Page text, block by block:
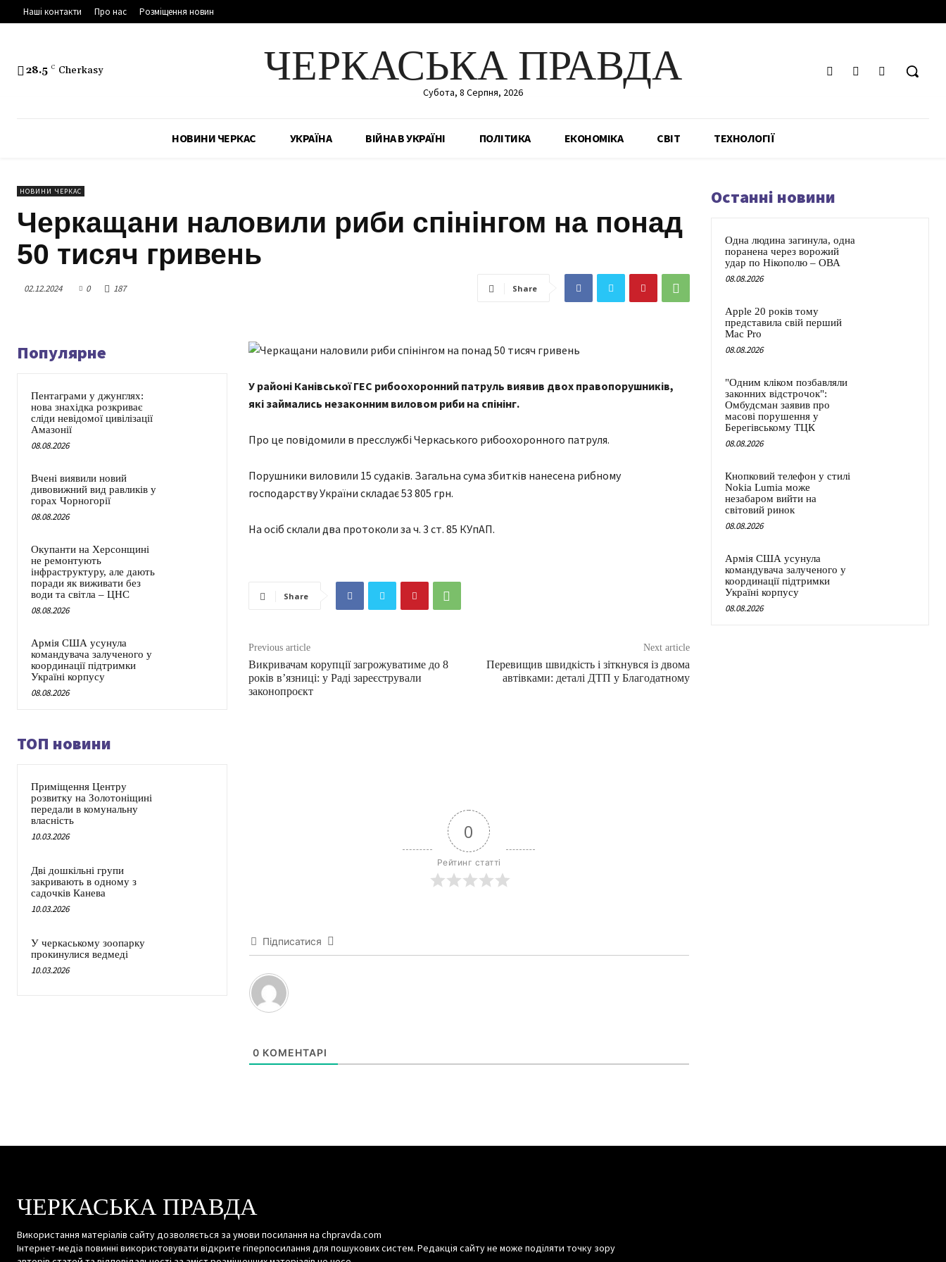
Наші контакти Про нас Розміщення новин
28.5 C Cherkasy ЧЕРКАСЬКА ПРАВДА
Субота, 8 Серпня, 2026
НОВИНИ ЧЕРКАС УКРАЇНА ВІЙНА В УКРАЇНІ ПОЛІТИКА ЕКОНОМІКА СВІТ ТЕХНОЛОГІЇ
НОВИНИ ЧЕРКАС
Черкащани наловили риби спінінгом на понад
50 тисяч гривень
02.12.2024 0 187 Share
Популярне
Пентаграми у джунглях:
нова знахідка розкриває
сліди невідомої цивілізації
Амазонії
08.08.2026
Вчені виявили новий
дивовижний вид равликів у
горах Чорногорії
08.08.2026
Окупанти на Херсонщині
не ремонтують
інфраструктуру, але дають
поради як виживати без
води та світла – ЦНС
08.08.2026
Армія США усунула
командувача залученого у
координації підтримки
Україні корпусу
08.08.2026
У районі Канівської ГЕС рибоохоронний патруль виявив двох правопорушників,
які займались незаконним виловом риби на спінінг.
Про це повідомили в пресслужбі Черкаського рибоохоронного патруля.
Порушники виловили 15 судаків. Загальна сума збитків нанесена рибному
господарству України складає 53 805 грн.
На осіб склали два протоколи за ч. 3 ст. 85 КУпАП.
Share
Previous article
Викривачам корупції загрожуватиме до 8
років в’язниці: у Раді зареєстрували
законопроєкт
Next article
Перевищив швидкість і зіткнувся із двома
автівками: деталі ДТП у Благодатному
ТОП новини
Приміщення Центру
розвитку на Золотоніщині
передали в комунальну
власність
10.03.2026
Дві дошкільні групи
закривають в одному з
садочків Канева
10.03.2026
У черкаському зоопарку
прокинулися ведмеді
10.03.2026
0
Рейтинг статті
Підписатися
0 КОМЕНТАРІ
Останні новини
Одна людина загинула, одна
поранена через ворожий
удар по Нікополю – ОВА
08.08.2026
Apple 20 років тому
представила свій перший
Mac Pro
08.08.2026
"Одним кліком позбавляли
законних відстрочок":
Омбудсман заявив про
масові порушення у
Берегівському ТЦК
08.08.2026
Кнопковий телефон у стилі
Nokia Lumia може
незабаром вийти на
світовий ринок
08.08.2026
Армія США усунула
командувача залученого у
координації підтримки
Україні корпусу
08.08.2026
ЧЕРКАСЬКА ПРАВДА
Використання матеріалів сайту дозволяється за умови посилання на chpravda.com
Інтернет-медіа повинні використовувати відкрите гіперпосилання для пошукових систем. Редакція сайту не може поділяти точку зору